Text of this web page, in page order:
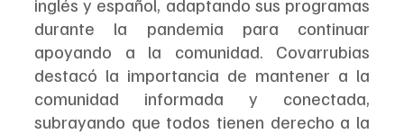
durante la pandemia para continuar
apoyando a la comunidad. Covarrubias
destacó la importancia de mantener a la
comunidad informada y conectada,
subrayando que todos tienen derecho a la